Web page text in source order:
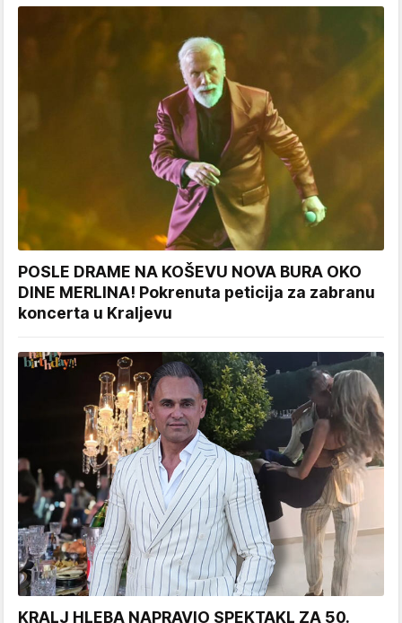
POSLE DRAME NA KOŠEVU NOVA BURA OKO
DINE MERLINA! Pokrenuta peticija za zabranu
koncerta u Kraljevu
KRALJ HLEBA NAPRAVIO SPEKTAKL ZA 50.